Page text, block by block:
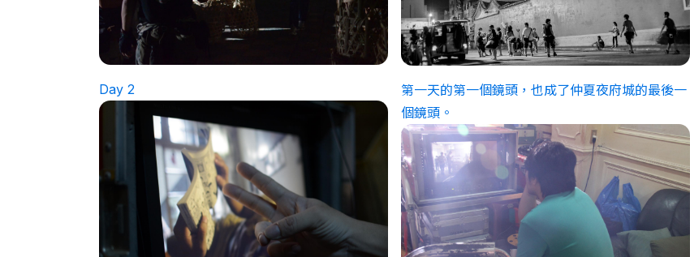
Day 2
第一天的第一個鏡頭，也成了仲夏夜府城的最後一
個鏡頭。